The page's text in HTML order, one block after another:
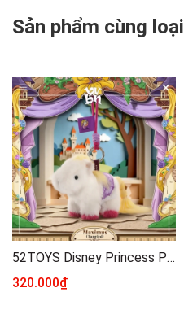
Sản phẩm cùng loại
52TOYS Disney Princess Pony Pals Series Plush Keychain Series Blind Box
320.000₫